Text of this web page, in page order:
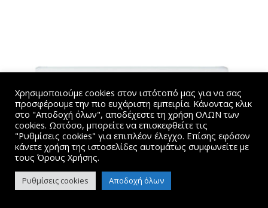
Χρησιμοποιούμε cookies στον ιστότοπό μας για να σας
προσφέρουμε την πιο ευχάριστη εμπειρία. Κάνοντας κλικ
στο "Αποδοχή όλων", αποδέχεστε τη χρήση ΟΛΩΝ των
cookies. Ωστόσο, μπορείτε να επισκεφθείτε τις
"Ρυθμίσεις cookies" για επιπλέον έλεγχο. Επίσης εφόσον
κάνετε χρήση της ιστοσελίδες αυτομάτως συμφωνείτε με
τους Όρους Χρήσης.
Ρυθμίσεις cookies Αποδοχή όλων